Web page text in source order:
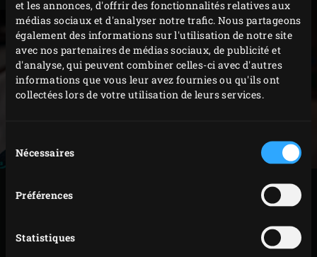
et les annonces, d'offrir des fonctionnalités relatives aux
médias sociaux et d'analyser notre trafic. Nous partageons
également des informations sur l'utilisation de notre site
avec nos partenaires de médias sociaux, de publicité et
d'analyse, qui peuvent combiner celles-ci avec d'autres
informations que vous leur avez fournies ou qu'ils ont
collectées lors de votre utilisation de leurs services.
du
consentement
Nécessaires
Préférences
Statistiques
Placez la sauteuse dans l’EGG, rabattez le couvercle
et faites cuire les artichauts 90 minutes ; arrosez